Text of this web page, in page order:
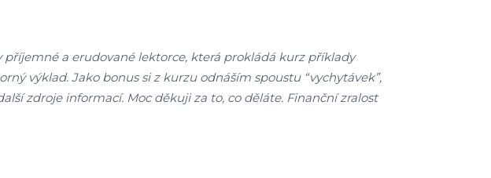
a erudované lektorce, která prokládá kurz příklady
výklad. Jako bonus si z kurzu odnáším spoustu “vychytávek”,
zdroje informací. Moc děkuji za to, co děláte. Finanční zralost